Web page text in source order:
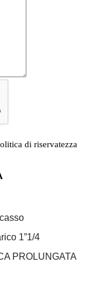
di riservatezza
1”1/4
PROLUNGATA